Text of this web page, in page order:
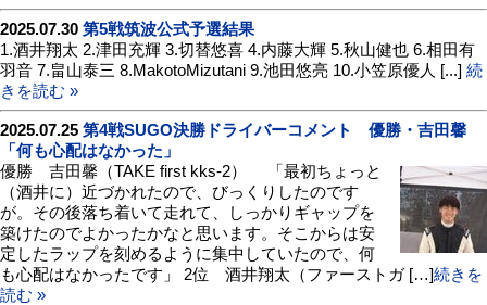
2025.07.30 第5戦筑波公式予選結果
1.酒井翔太 2.津田充輝 3.切替悠喜 4.内藤大輝 5.秋山健也 6.相田有
羽音 7.畠山泰三 8.MakotoMizutani 9.池田悠亮 10.小笠原優人 [...] 続
きを読む »
2025.07.25 第4戦SUGO決勝ドライバーコメント 優勝・吉田馨
「何も心配はなかった」
優勝 吉田馨（TAKE first kks-2） 「最初ちょっと
（酒井に）近づかれたので、びっくりしたのです
が。その後落ち着いて走れて、しっかりギャップを
築けたのでよかったかなと思います。そこからは安
定したラップを刻めるように集中していたので、何
も心配はなかったです」 2位 酒井翔太（ファーストガ […]続きを
読む »